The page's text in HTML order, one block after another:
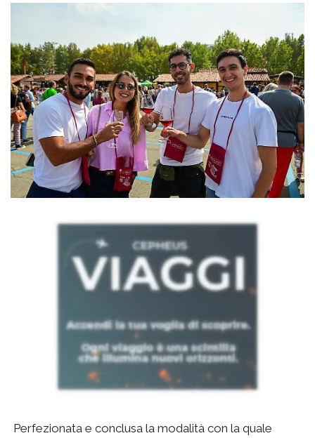
Perfezionata e conclusa la modalità con la quale